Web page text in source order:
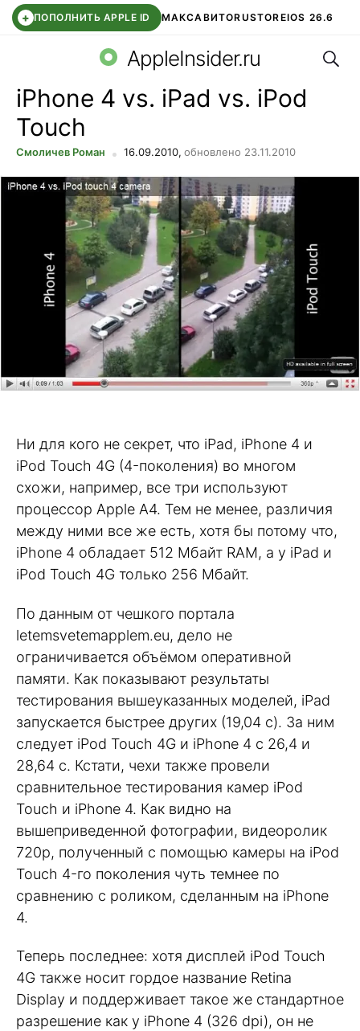
+ ПОПОЛНИТЬ APPLE ID МАКСАВИТОRUSTOREIOS 26.6
СБЕР КИДС ВТБ ОНЛАЙН ЧАТ В ROBLOX
AppleInsider.ru
iPhone 4 vs. iPad vs. iPod
Touch
Смоличев Роман 16.09.2010, обновлено 23.11.2010
Ни для кого не секрет, что iPad, iPhone 4 и
iPod Touch 4G (4-поколения) во многом
cхожи, например, все три используют
процессор Apple A4. Тем не менее, различия
между ними все же есть, хотя бы потому что,
iPhone 4 обладает 512 Мбайт RAM, а у iPad и
iPod Touch 4G только 256 Мбайт.
По данным от чешкого портала
letemsvetemapplem.eu, дело не
ограничивается объёмом оперативной
памяти. Как показывают результаты
тестирования вышеуказанных моделей, iPad
запускается быстрее других (19,04 с). За ним
следует iPod Touch 4G и iPhone 4 c 26,4 и
28,64 с. Кстати, чехи также провели
сравнительное тестирования камер iPod
Touch и iPhone 4. Как видно на
вышеприведенной фотографии, видеоролик
720p, полученный с помощью камеры на iPod
Touch 4-го поколения чуть темнее по
сравнению с роликом, сделанным на iPhone
4.
Теперь последнее: хотя дисплей iPod Touch
4G также носит гордое название Retina
Display и поддерживает такое же стандартное
разрешение как у iPhone 4 (326 dpi), он не